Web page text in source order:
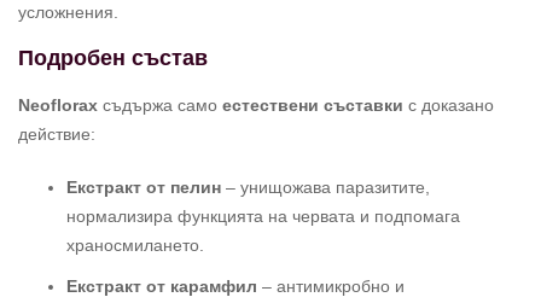
усложнения.
Подробен състав
Neoflorax съдържа само естествени съставки с доказано
действие:
Екстракт от пелин – унищожава паразитите,
нормализира функцията на червата и подпомага
храносмилането.
Екстракт от карамфил – антимикробно и